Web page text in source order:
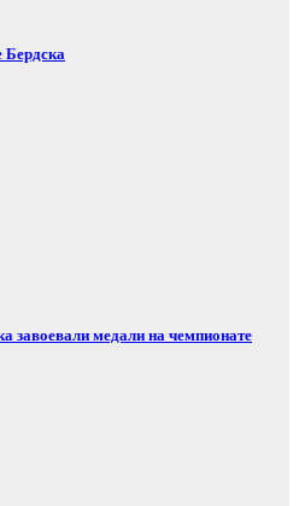
Бердска
завоевали медали на чемпионате